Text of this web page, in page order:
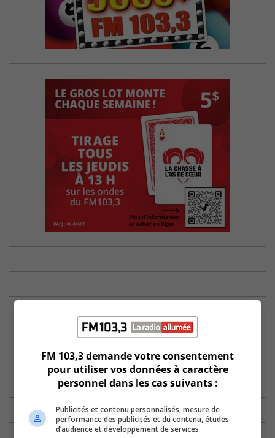
FM 103,3 demande votre consentement
pour utiliser vos données à caractère
personnel dans les cas suivants :
Publicités et contenu personnalisés, mesure de
performance des publicités et du contenu, études
d’audience et développement de services